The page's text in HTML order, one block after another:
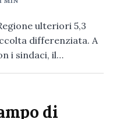
ulteriori 5,3
differenziata. A
i sindaci, il…
di